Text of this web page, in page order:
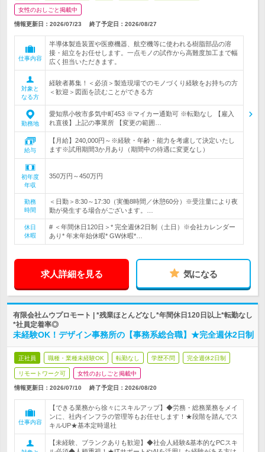
女性のおしごと掲載中
情報更新日：2026/07/23 終了予定日： 2026/08/27
仕事内容
半導体製造装置や医療機器、航空機等に使われる樹脂部品の溶
接・組立をお任せします。一点モノの試作から高難度加工まで幅
広く担当いただきます。
対象と
なる方
経験者募集！＜必須＞製造現場でのモノづくり経験をお持ちの方
＜歓迎＞図面を読むことができる方
勤務地
愛知県小牧市多気中町453 ※マイカー通勤可 ※転勤なし 【雇入
れ直後】上記の事業所 【変更の範囲…
給与
【月給】240,000円～※経験・年齢・能力を考慮して決定いたし
ます※試用期間3か月あり（期間中の待遇に変更なし）
初年度
年収
350万円～450万円
勤務
時間
＜日勤＞8:30～17:30（実働8時間／休憩60分）※受注量により夜
勤が発生する場合がございます。…
休日
休暇
# ＜年間休日120日＞* 完全週休2日制（土日）※会社カレンダー
あり* 年末年始休暇* GW休暇*…
求人詳細を見る 気になる
有限会社ムウプロモート | *残業ほとんどなし*年間休日120日以上*転勤なし
*社員定着率◎
未経験OK！デザイン事務所の【事務系総合職】★完全週休2日制
正社員 職種・業種未経験OK 転勤なし 学歴不問 完全週休2日制
リモートワーク可 女性のおしごと掲載中
情報更新日：2026/07/10 終了予定日： 2026/08/20
仕事内容
【できる業務から徐々にスキルアップ】◆労務・総務業務をメイ
ンに、社内インフラの管理等もお任せします！★段階を踏んでス
キルUP★基本定時退社
【未経験、ブランクありも歓迎】◆社会人経験&基本的なPCスキ